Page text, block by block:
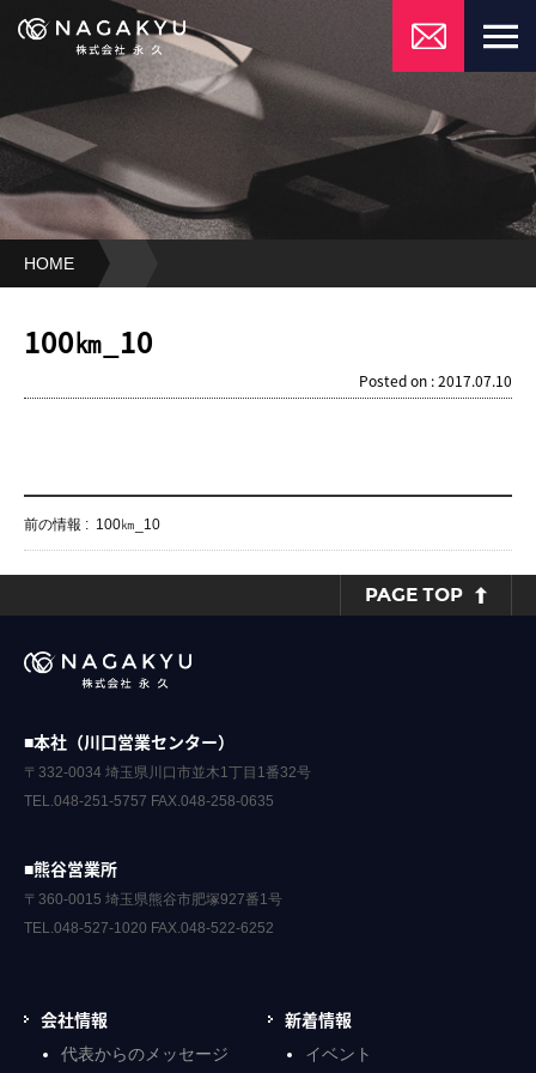
HOME
100㎞_10
Posted on : 2017.07.10
前の情報 : 100㎞_10
PAGE TOP
■本社（川口営業センター）
〒332-0034 埼玉県川口市並木1丁目1番32号
TEL.048-251-5757 FAX.048-258-0635
■熊谷営業所
〒360-0015 埼玉県熊谷市肥塚927番1号
TEL.048-527-1020 FAX.048-522-6252
会社情報
代表からのメッセージ
新着情報
イベント